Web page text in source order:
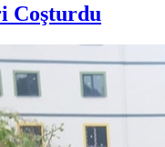
Coşturdu